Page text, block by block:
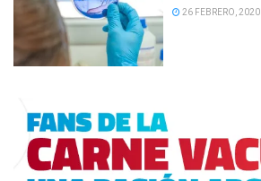
26 FEBRERO, 2020